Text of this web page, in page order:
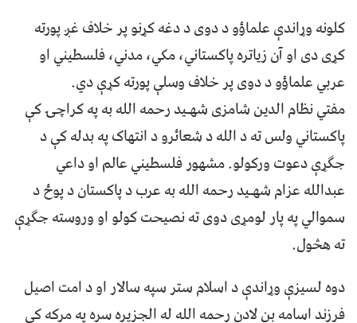
کلونه وړاندې علماؤو د دوی د دغه کړنو پر خلاف غږ پورته
کړی دی او آن زیاتره پاکستاني، مکي، مدني، فلسطیني او
عربي علماؤو د دوی پر خلاف وسلې پورته کړې دي.
مفتي نظام الدین شامزی شهـید رحمه الله به په کراچۍ کې
پاکستاني ولس ته د الله د شعائرو د انتهاک په بدله کې د
جګړې دعوت ورکولو. مشهور فلسطیني عالم او داعي
عبدالله عزام شهـید رحمه الله به عرب د پاکستان د پوځ د
سموالي په پار لومړی دوی ته نصیحت کولو او وروسته جګړې
ته هڅول.
دوه لسیزې وړاندې د اسلام ستر سپه سالار او د امت اصیل
فرزند اسامه بن لادن رحمه الله له الجزیره سره په مرکه کې